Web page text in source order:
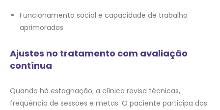
Funcionamento social e capacidade de trabalho
aprimorados
Ajustes no tratamento com avaliação
contínua
Quando há estagnação, a clínica revisa técnicas,
frequência de sessões e metas. O paciente participa das